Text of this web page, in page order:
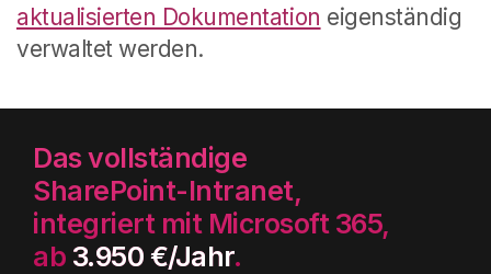
aktualisierten Dokumentation eigenständig
verwaltet werden.
Das vollständige
SharePoint-Intranet,
integriert mit Microsoft 365,
ab 3.950 €/Jahr.